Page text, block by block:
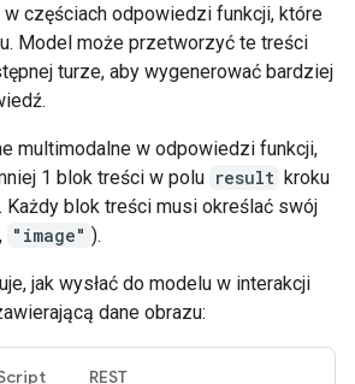
częściach odpowiedzi funkcji, które
Model może przetworzyć te treści
turze, aby wygenerować bardziej
multimodalne w odpowiedzi funkcji,
1 blok treści w polu result kroku
. Każdy blok treści musi określać swój
, "image" ).
jak wysłać do modelu w interakcji
dane obrazu:
REST